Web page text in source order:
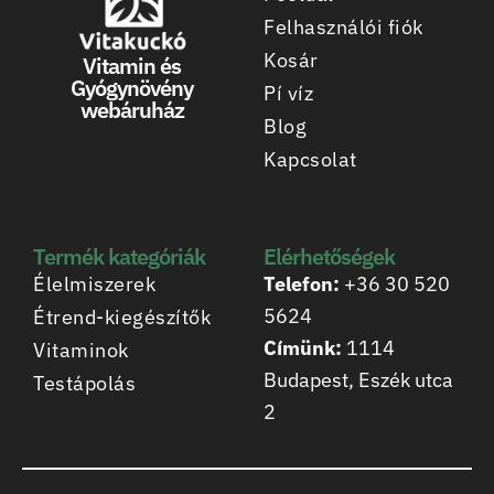
Vitamin és
Gyógynövény
webáruház
Felhasználói fiók
Kosár
Pí víz
Blog
Kapcsolat
Termék kategóriák
Élelmiszerek
Étrend-kiegészítők
Vitaminok
Testápolás
Elérhetőségek
Telefon: +36 30 520
5624
Címünk: 1114
Budapest, Eszék utca
2